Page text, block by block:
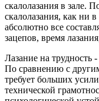
скалолазания в зале.
скалолазания, как ни
абсолютно все
зацепов, время
Лазание на трудность
По сравнению с
требует больших
технической